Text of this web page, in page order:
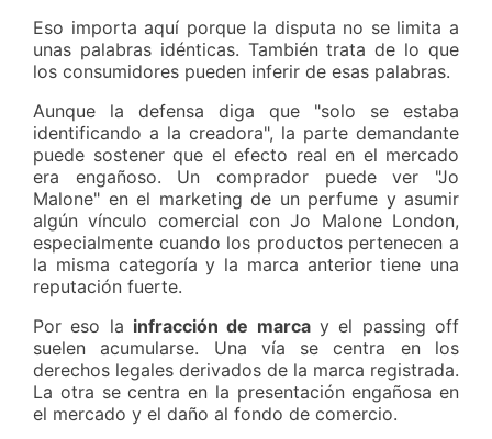
Eso importa aquí porque la disputa no se limita a
unas palabras idénticas. También trata de lo que
los consumidores pueden inferir de esas palabras.
Aunque la defensa diga que "solo se estaba
identificando a la creadora", la parte demandante
puede sostener que el efecto real en el mercado
era engañoso. Un comprador puede ver "Jo
Malone" en el marketing de un perfume y asumir
algún vínculo comercial con Jo Malone London,
especialmente cuando los productos pertenecen a
la misma categoría y la marca anterior tiene una
reputación fuerte.
Por eso la infracción de marcay el passing off
suelen acumularse. Una vía se centra en los
derechos legales derivados de la marca registrada.
La otra se centra en la presentación engañosa en
el mercado y el daño al fondo de comercio.